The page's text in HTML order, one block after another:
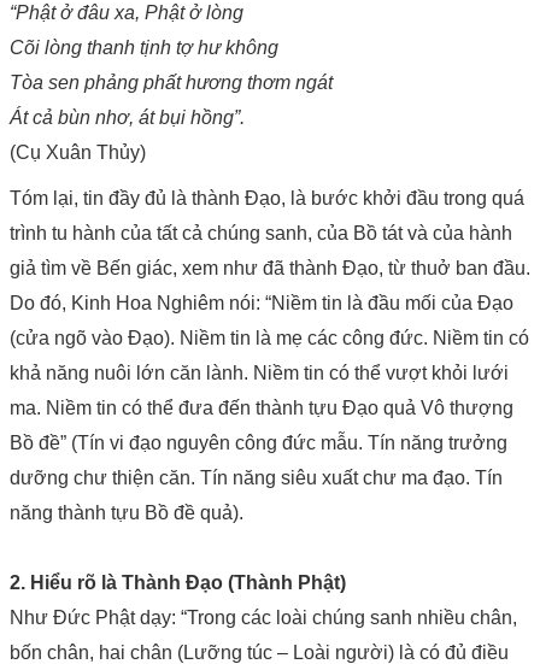
“Phật ở đâu xa, Phật ở lòng
Cõi lòng thanh tịnh tợ hư không
Tòa sen phảng phất hương thơm ngát
Át cả bùn nhơ, át bụi hồng”.
(Cụ Xuân Thủy)
Tóm lại, tin đầy đủ là thành Đạo, là bước khởi đầu trong quá
trình tu hành của tất cả chúng sanh, của Bồ tát và của hành
giả tìm về Bến giác, xem như đã thành Đạo, từ thuở ban đầu.
Do đó, Kinh Hoa Nghiêm nói: “Niềm tin là đầu mối của Đạo
(cửa ngõ vào Đạo). Niềm tin là mẹ các công đức. Niềm tin có
khả năng nuôi lớn căn lành. Niềm tin có thể vượt khỏi lưới
ma. Niềm tin có thể đưa đến thành tựu Đạo quả Vô thượng
Bồ đề” (Tín vi đạo nguyên công đức mẫu. Tín năng trưởng
dưỡng chư thiện căn. Tín năng siêu xuất chư ma đạo. Tín
năng thành tựu Bồ đề quả).
2. Hiểu rõ là Thành Đạo (Thành Phật)
Như Đức Phật dạy: “Trong các loài chúng sanh nhiều chân,
bốn chân, hai chân (Lưỡng túc – Loài người) là có đủ điều